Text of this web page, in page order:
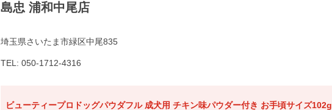
島忠 浦和中尾店
埼玉県さいたま市緑区中尾835
TEL: 050-1712-4316
ビューティープロドッグパウダフル 成犬用 チキン味パウダー付き お手頃サイズ102g